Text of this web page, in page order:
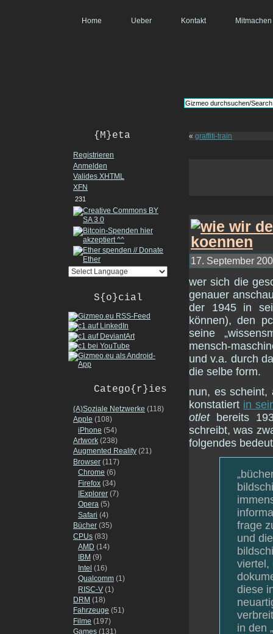
Home Ueber Kontakt Mitmachen
{M}eta
Registrieren
Anmelden
Valides XHTML
XFN
231
S{o}cial
Catego{r}ies
(A)Soziale Netzwerke (118)
Apple (108)
iPhone (54)
Artwork (238)
Augmented Reality (21)
Browser (117)
Chrome (6)
Firefox (34)
IExplorer (7)
Opera (5)
Safari (4)
Bücher (35)
CPUs (83)
AMD (14)
IBM (9)
Intel (16)
Qualcomm (1)
RISC-V (1)
DRM (18)
Fahrzeuge (51)
Filme (197)
Games (131)
« graffiti-train
17. September
wer sich die
genauer
der 1945 in
können), den
seine
mensch-
und v.a. durch
die selbe form.
nun, es
konstatiert in
otletbereits
schreibt, was
folgendes
frage
und
viertel,
diese
in den